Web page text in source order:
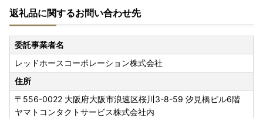
返礼品に関するお問い合わせ先
委託事業者名
レッドホースコーポレーション株式会社
住所
〒556-0022 大阪府大阪市浪速区桜川3-8-59 汐見橋ビル6階
ヤマトコンタクトサービス株式会社内